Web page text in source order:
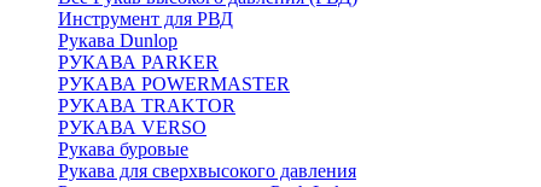
Инструмент для РВД
Рукава Dunlop
РУКАВА PARKER
РУКАВА POWERMASTER
РУКАВА TRAKTOR
РУКАВА VERSO
Рукава буровые
Рукава для сверхвысокого давления